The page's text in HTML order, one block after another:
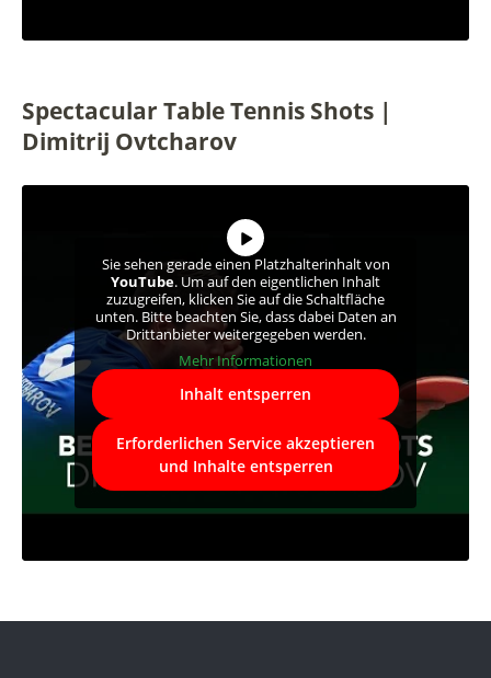
Spectacular Table Tennis Shots |
Dimitrij Ovtcharov
Sie sehen gerade einen Platzhalterinhalt von
YouTube. Um auf den eigentlichen Inhalt
zuzugreifen, klicken Sie auf die Schaltfläche
unten. Bitte beachten Sie, dass dabei Daten an
Drittanbieter weitergegeben werden.
Mehr Informationen
Inhalt entsperren
Erforderlichen Service akzeptieren
und Inhalte entsperren